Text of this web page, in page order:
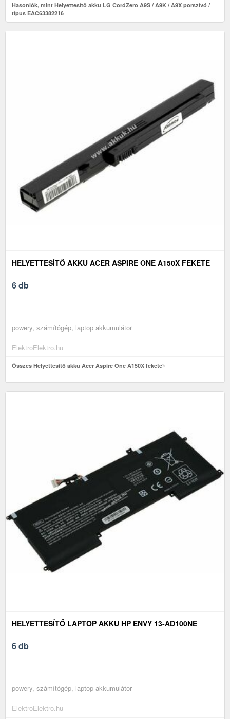
Hasonlók, mint Helyettesítő akku LG CordZero A9S / A9K / A9X porszívó /
típus EAC63382216
HELYETTESÍTŐ AKKU ACER ASPIRE ONE A150X FEKETE
6 db
powery, számítógép, laptop akkumulátor
ElektroElektro.hu
Összes Helyettesítő akku Acer Aspire One A150X fekete
HELYETTESÍTŐ LAPTOP AKKU HP ENVY 13-AD100NE
6 db
powery, számítógép, laptop akkumulátor
ElektroElektro.hu